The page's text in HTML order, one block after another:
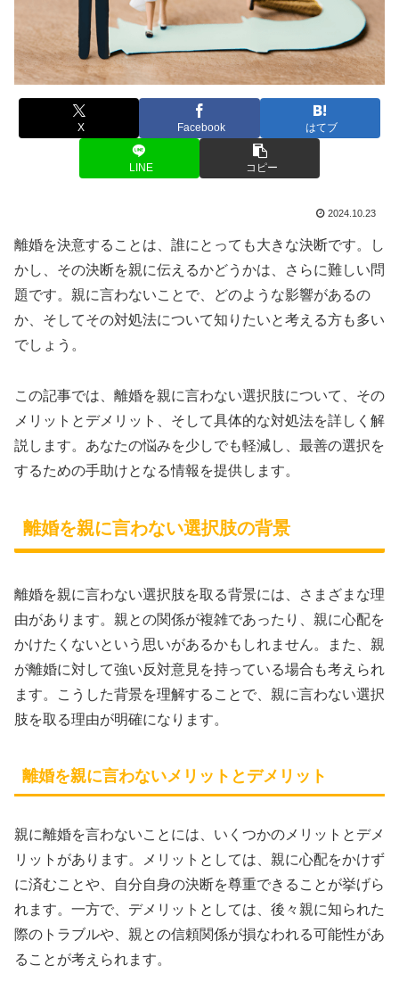
X Facebook はてブ
LINE コピー
2024.10.23
離婚を決意することは、誰にとっても大きな決断です。し
かし、その決断を親に伝えるかどうかは、さらに難しい問
題です。親に言わないことで、どのような影響があるの
か、そしてその対処法について知りたいと考える方も多い
でしょう。
この記事では、離婚を親に言わない選択肢について、その
メリットとデメリット、そして具体的な対処法を詳しく解
説します。あなたの悩みを少しでも軽減し、最善の選択を
するための手助けとなる情報を提供します。
離婚を親に言わない選択肢の背景
離婚を親に言わない選択肢を取る背景には、さまざまな理
由があります。親との関係が複雑であったり、親に心配を
かけたくないという思いがあるかもしれません。また、親
が離婚に対して強い反対意見を持っている場合も考えられ
ます。こうした背景を理解することで、親に言わない選択
肢を取る理由が明確になります。
離婚を親に言わないメリットとデメリット
親に離婚を言わないことには、いくつかのメリットとデメ
リットがあります。メリットとしては、親に心配をかけず
に済むことや、自分自身の決断を尊重できることが挙げら
れます。一方で、デメリットとしては、後々親に知られた
際のトラブルや、親との信頼関係が損なわれる可能性があ
ることが考えられます。